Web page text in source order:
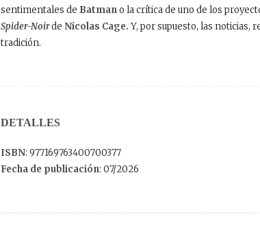
sentimentales de Batmano la crítica de uno de los
Spider-Noirde Nicolas Cage. Y, por supuesto, las noticias,
tradición.
DETALLES
ISBN: 977169763400700377
Fecha de publicación: 07/2026